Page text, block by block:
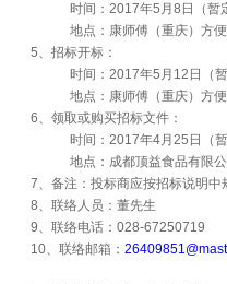
时间： 2017年5 月 8 日（暂
地点：康师傅（重庆）方
5、招标开标：
时间： 2017年5 月 12 日（
地点：康师傅（重庆）方
6、领取或购买招标文件：
时间： 2017年4月 25 日（
地点：成都顶益食品有限
7、备注：投标商应按招标说明
8、联络人员：董先生
9、联络电话： 028-67250719
10、联络邮箱：